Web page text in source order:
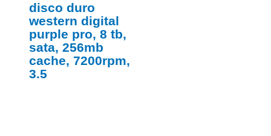
disco duro
western digital
purple pro, 8 tb,
sata, 256mb
cache, 7200rpm,
3.5